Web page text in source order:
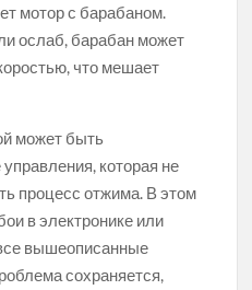
мотор с барабаном.
ослаб, барабан может
что мешает
может быть
которая не
процесс отжима. В этом
в электронике или
вышеописанные
сохраняется,